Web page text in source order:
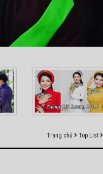
Trang chủ Top List